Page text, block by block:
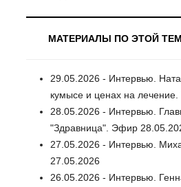
МАТЕРИАЛЫ ПО ЭТОЙ
29.05.2026 - Интервью.
кумысе и ценах на
28.05.2026 - Интервью.
"Здравница". Эфир
27.05.2026 - Интервью.
27.05.2026
26.05.2026 - Интервью.